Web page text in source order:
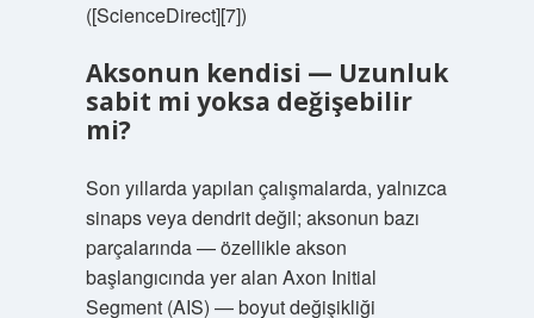
([ScienceDirect][7])
Aksonun kendisi — Uzunluk
sabit mi yoksa değişebilir
mi?
Son yıllarda yapılan çalışmalarda, yalnızca
sinaps veya dendrit değil; aksonun bazı
parçalarında — özellikle akson
başlangıcında yer alan Axon Initial
Segment (AIS) — boyut değişikliği